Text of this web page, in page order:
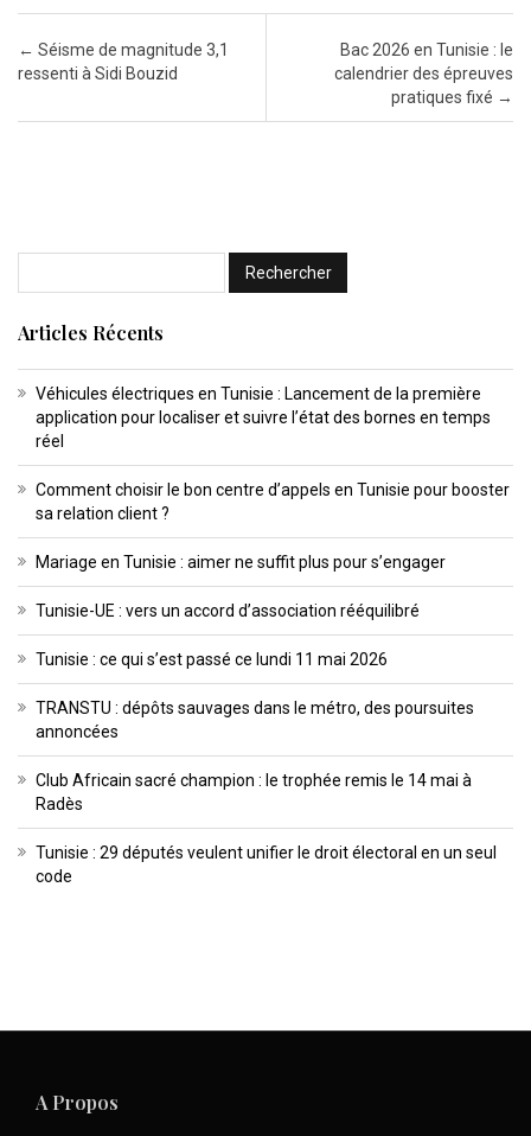
Post navigation
← Séisme de magnitude 3,1
ressenti à Sidi Bouzid
Bac 2026 en Tunisie : le
calendrier des épreuves
pratiques fixé →
Articles Récents
Véhicules électriques en Tunisie : Lancement de la première
application pour localiser et suivre l’état des bornes en temps
réel
Comment choisir le bon centre d’appels en Tunisie pour booster
sa relation client ?
Mariage en Tunisie : aimer ne suffit plus pour s’engager
Tunisie-UE : vers un accord d’association rééquilibré
Tunisie : ce qui s’est passé ce lundi 11 mai 2026
TRANSTU : dépôts sauvages dans le métro, des poursuites
annoncées
Club Africain sacré champion : le trophée remis le 14 mai à
Radès
Tunisie : 29 députés veulent unifier le droit électoral en un seul
code
A Propos